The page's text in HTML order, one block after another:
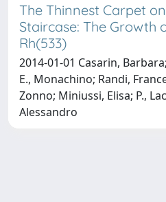
The Thinnest Carpet
Staircase: The Growth
Rh(533)
2014-01-01 Casarin,
E., Monachino; Randi,
Zonno; Miniussi, Elisa; P.,
Alessandro